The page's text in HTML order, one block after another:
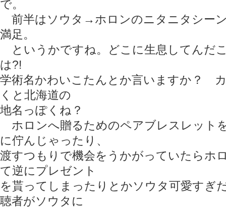
で。
前半はソウタ→ホロンのニタニタシー
満足。
というかですね。どこに生息してんだ
は?!
学術名かわいこたんとか言いますか？
くと北海道の
地名っぽくね？
ホロンへ贈るためのペアブレスレット
に佇んじゃったり、
渡すつもりで機会をうかがっていたらホ
て逆にプレゼント
を貰ってしまったりとかソウタ可愛すぎ
聴者がソウタに